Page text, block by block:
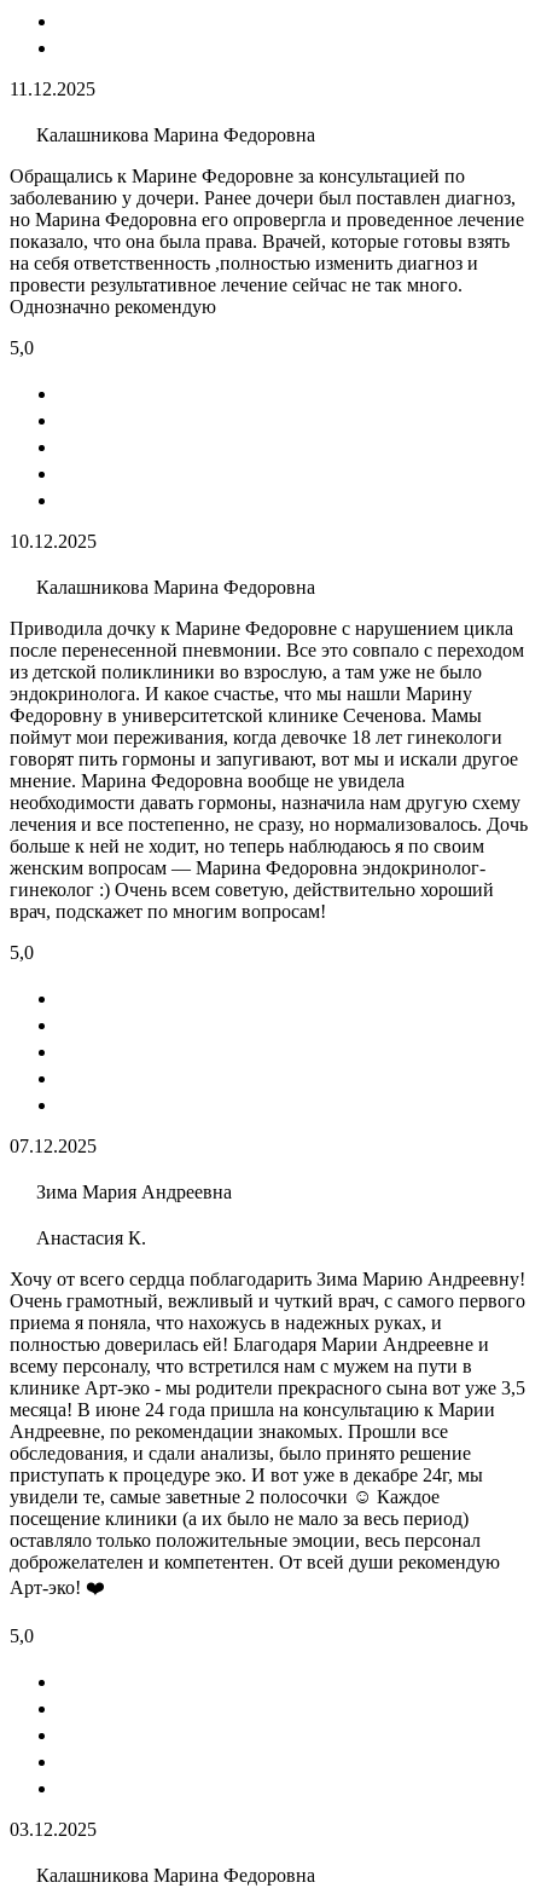
11.12.2025
Калашникова Марина Федоровна
Обращались к Марине Федоровне за консультацией по
заболеванию у дочери. Ранее дочери был поставлен диагноз,
но Марина Федоровна его опровергла и проведенное лечение
показало, что она была права. Врачей, которые готовы взять
на себя ответственность ,полностью изменить диагноз и
провести результативное лечение сейчас не так много.
Однозначно рекомендую
5,0
10.12.2025
Калашникова Марина Федоровна
Приводила дочку к Марине Федоровне с нарушением цикла
после перенесенной пневмонии. Все это совпало с переходом
из детской поликлиники во взрослую, а там уже не было
эндокринолога. И какое счастье, что мы нашли Марину
Федоровну в университетской клинике Сеченова. Мамы
поймут мои переживания, когда девочке 18 лет гинекологи
говорят пить гормоны и запугивают, вот мы и искали другое
мнение. Марина Федоровна вообще не увидела
необходимости давать гормоны, назначила нам другую схему
лечения и все постепенно, не сразу, но нормализовалось. Дочь
больше к ней не ходит, но теперь наблюдаюсь я по своим
женским вопросам — Марина Федоровна эндокринолог-
гинеколог :) Очень всем советую, действительно хороший
врач, подскажет по многим вопросам!
5,0
07.12.2025
Зима Мария Андреевна
Анастасия К.
Хочу от всего сердца поблагодарить Зима Марию Андреевну!
Очень грамотный, вежливый и чуткий врач, с самого первого
приема я поняла, что нахожусь в надежных руках, и
полностью доверилась ей! Благодаря Марии Андреевне и
всему персоналу, что встретился нам с мужем на пути в
клинике Арт-эко - мы родители прекрасного сына вот уже 3,5
месяца! В июне 24 года пришла на консультацию к Марии
Андреевне, по рекомендации знакомых. Прошли все
обследования, и сдали анализы, было принято решение
приступать к процедуре эко. И вот уже в декабре 24г, мы
увидели те, самые заветные 2 полосочки ☺️ Каждое
посещение клиники (а их было не мало за весь период)
оставляло только положительные эмоции, весь персонал
доброжелателен и компетентен. От всей души рекомендую
Арт-эко! ❤️
5,0
03.12.2025
Калашникова Марина Федоровна